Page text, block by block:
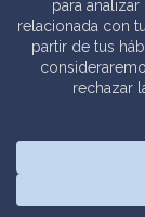
© 2020
Thebits_Creative